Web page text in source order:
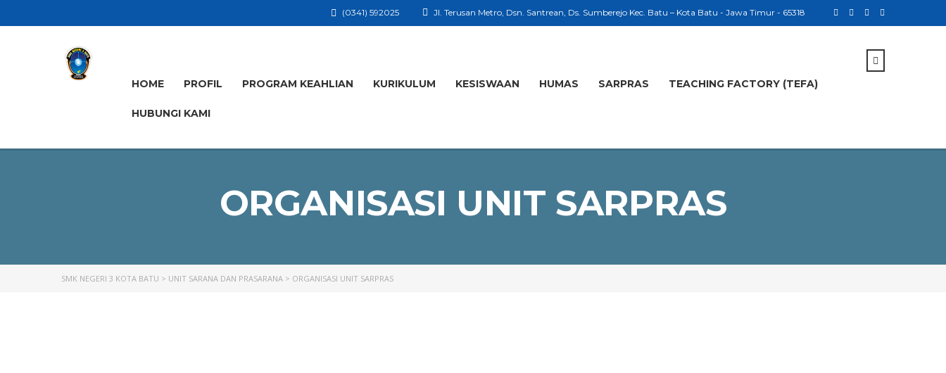
Jl. Terusan Metro, Dsn. Santrean, Ds. Sumberejo Kec. Batu – Kota Batu - Jawa Timur - 65318
(0341) 592025
HOME PROFIL PROGRAM KEAHLIAN KURIKULUM KESISWAAN HUMAS SARPRAS TEACHING FACTORY (TEFA)
HUBUNGI KAMI
ORGANISASI UNIT SARPRAS
SMK NEGERI 3 KOTA BATU > UNIT SARANA DAN PRASARANA > ORGANISASI UNIT SARPRAS